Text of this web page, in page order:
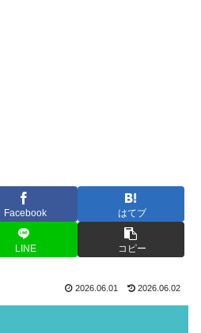
Facebook はてブ
LINE コピー
2026.06.01 2026.06.02